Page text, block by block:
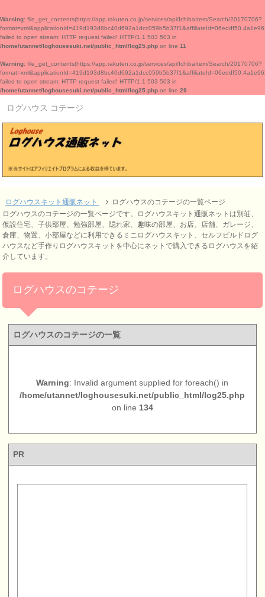
Warning: file_get_contents(https://app.rakuten.co.jp/services/api/IchibaItem/Search/20170706?
failed to open stream: HTTP request failed! HTTP/1.1 503 503 in
/home/utannet/loghousesuki.net/public_html/log25.php on line 11
Warning: file_get_contents(https://app.rakuten.co.jp/services/api/IchibaItem/Search/20170706?
failed to open stream: HTTP request failed! HTTP/1.1 503 503 in
/home/utannet/loghousesuki.net/public_html/log25.php on line 29
ログハウス コテージ
ログハウスキット通販ネット
ログハウスのコテージの一覧ページ
ログハウスのコテージの一覧ページです。ログハウスキット通販ネットは別荘、
仮設住宅、子供部屋、勉強部屋、隠れ家、趣味の部屋、お店、店舗、ガレージ、
倉庫、物置、小部屋などに利用できるミニログハウスキット、セルフビルドログ
ハウスなど手作りログハウスキットを中心にネットで購入できるログハウスを紹
介しています。
ログハウスのコテージ
ログハウスのコテージの一覧
Warning: Invalid argument supplied for foreach() in
/home/utannet/loghousesuki.net/public_html/log25.php
on line 134
PR